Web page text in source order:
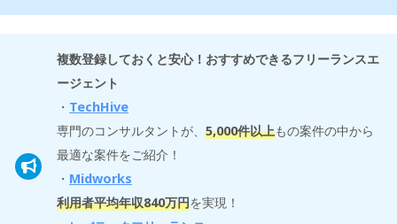
複数登録しておくと安心！おすすめできるフリーランスエ
ージェント
・ TechHive
専門のコンサルタントが、 5,000件以上もの案件の中から
最適な案件をご紹介！
・ Midworks
利用者平均年収840万円を実現！